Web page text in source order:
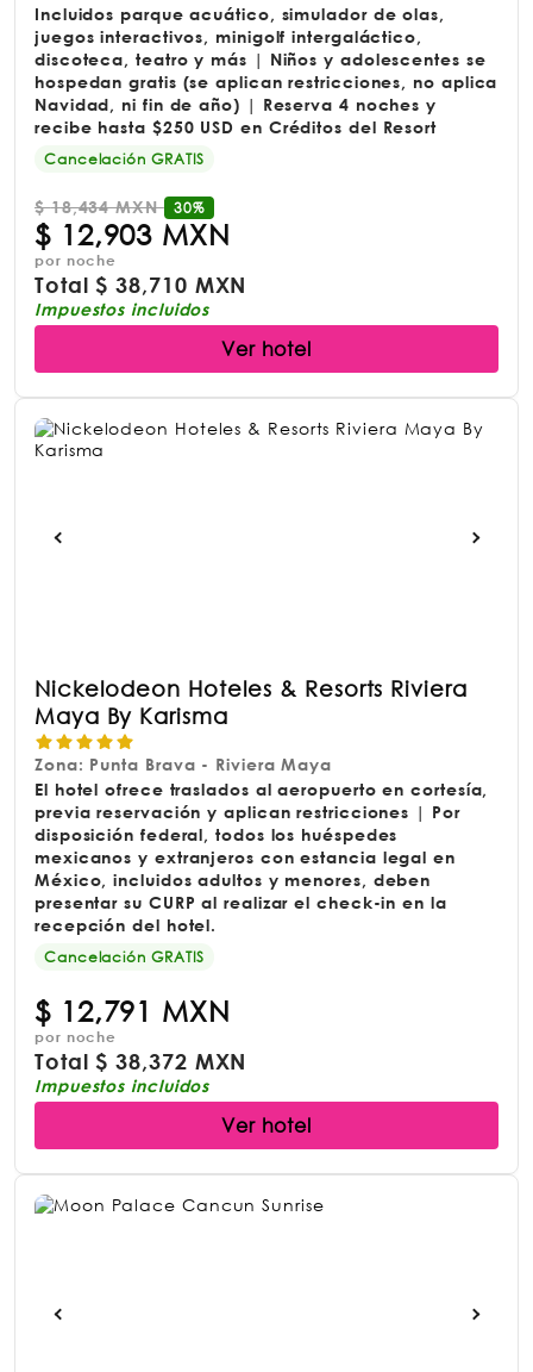
Incluidos parque acuático, simulador de olas,
juegos interactivos, minigolf intergaláctico,
discoteca, teatro y más | Niños y adolescentes se
hospedan gratis (se aplican restricciones, no aplica
Navidad, ni fin de año) | Reserva 4 noches y
recibe hasta $250 USD en Créditos del Resort
Cancelación GRATIS
$18,434 MXN 30%
$ 12,903 MXN
por noche
Total$38,710 MXN
Impuestos incluidos
Ver hotel
Nickelodeon Hoteles & Resorts Riviera
Maya By Karisma
Zona: Punta Brava - Riviera Maya
El hotel ofrece traslados al aeropuerto en cortesía,
previa reservación y aplican restricciones | Por
disposición federal, todos los huéspedes
mexicanos y extranjeros con estancia legal en
México, incluidos adultos y menores, deben
presentar su CURP al realizar el check-in en la
recepción del hotel.
Cancelación GRATIS
$ 12,791 MXN
por noche
Total$38,372 MXN
Impuestos incluidos
Ver hotel